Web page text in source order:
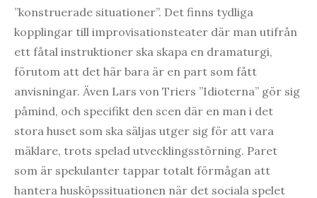
”konstruerade situationer”. Det finns tydliga
kopplingar till improvisationsteater där man utifrån
ett fåtal instruktioner ska skapa en dramaturgi,
förutom att det här bara är en part som fått
anvisningar. Även Lars von Triers ”Idioterna” gör sig
påmind, och specifikt den scen där en man i det
stora huset som ska säljas utger sig för att vara
mäklare, trots spelad utvecklingsstörning. Paret
som är spekulanter tappar totalt förmågan att
hantera husköpssituationen när det sociala spelet